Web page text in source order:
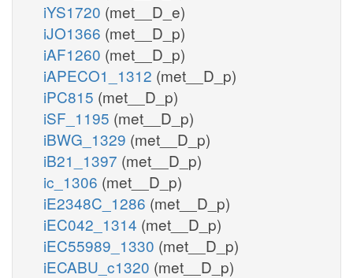
iYS1720 (met__D_e)
iJO1366 (met__D_p)
iAF1260 (met__D_p)
iAPECO1_1312 (met__D_p)
iPC815 (met__D_p)
iSF_1195 (met__D_p)
iBWG_1329 (met__D_p)
iB21_1397 (met__D_p)
ic_1306 (met__D_p)
iE2348C_1286 (met__D_p)
iEC042_1314 (met__D_p)
iEC55989_1330 (met__D_p)
iECABU_c1320 (met__D_p)